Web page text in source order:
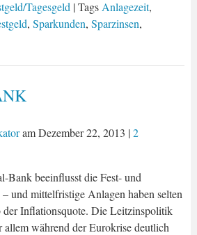
Tagesgeld | Tags Anlagezeit,
, Sparkunden, Sparzinsen,
amDezember 22, 2013 |2
Bank beeinflusst die Fest- und
und mittelfristige Anlagen haben selten
Inflationsquote. Die Leitzinspolitik
während der Eurokrise deutlich